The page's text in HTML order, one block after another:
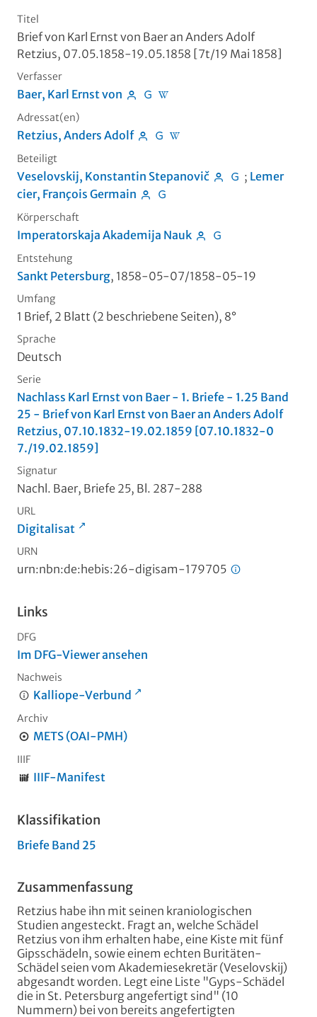
Titel
Brief von Karl Ernst von Baer an Anders Adolf
Retzius, 07.05.1858-19.05.1858 [7t/19 Mai 1858]
Verfasser
Baer, Karl Ernst von
Adressat(en)
Retzius, Anders Adolf
Beteiligt
Veselovskij, Konstantin Stepanovič ; Lemer
cier, François Germain
Körperschaft
Imperatorskaja Akademija Nauk
Entstehung
Sankt Petersburg, 1858-05-07/1858-05-19
Umfang
1 Brief, 2 Blatt (2 beschriebene Seiten), 8°
Sprache
Deutsch
Serie
Nachlass Karl Ernst von Baer - 1. Briefe - 1.25 Band
25 - Brief von Karl Ernst von Baer an Anders Adolf
Retzius, 07.10.1832-19.02.1859 [07.10.1832-0
7./19.02.1859]
Signatur
Nachl. Baer, Briefe 25, Bl. 287-288
URL
Digitalisat
URN
urn:nbn:de:hebis:26-digisam-179705
Links
DFG
Im DFG-Viewer ansehen
Nachweis
Kalliope-Verbund
Archiv
METS (OAI-PMH)
IIIF
IIIF-Manifest
Klassifikation
Briefe Band 25
Zusammenfassung
Retzius habe ihn mit seinen kraniologischen
Studien angesteckt. Fragt an, welche Schädel
Retzius von ihm erhalten habe, eine Kiste mit fünf
Gipsschädeln, sowie einem echten Buritäten-
Schädel seien vom Akademiesekretär (Veselovskij)
abgesandt worden. Legt eine Liste "Gyps-Schädel
die in St. Petersburg angefertigt sind" (10
Nummern) bei von bereits angefertigten